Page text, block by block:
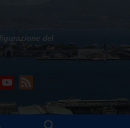
del
Flickr YouTube